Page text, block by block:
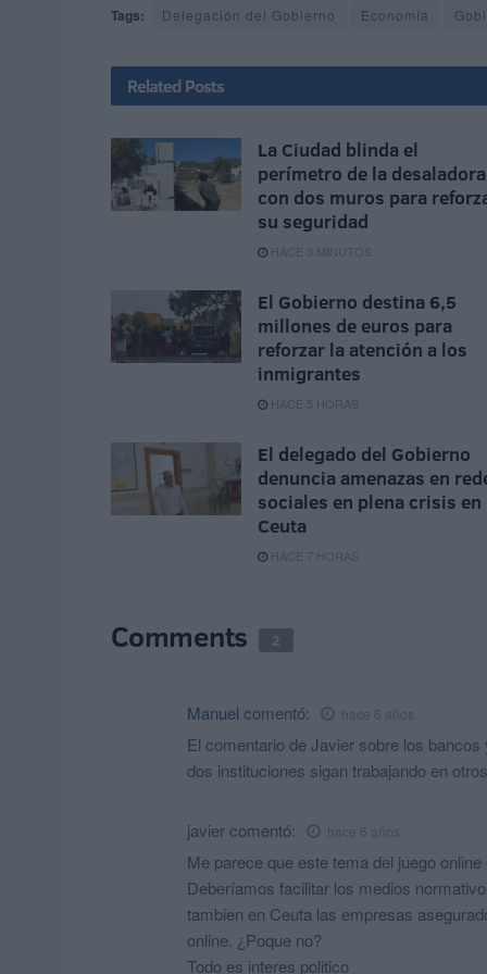
Tags: Delegación del Gobierno Economía
Related Posts
La Ciudad blinda el
perímetro de la desaladora
con dos muros para
su seguridad
HACE 3 MINUTOS
El Gobierno destina 6,5
millones de euros para
reforzar la atención a los
inmigrantes
HACE 5 HORAS
El delegado del Gobierno
denuncia amenazas en
sociales en plena crisis en
Ceuta
HACE 7 HORAS
Comments 2
Manuel comentó: hace 6 años
El comentario de Javier sobre los
dos instituciones sigan trabajando en
javier comentó: hace 6 años
Me parece que este tema del juego
Deberíamos facilitar los medios
tambien en Ceuta las empresas
online. ¿Poque no?
Todo es interes politico